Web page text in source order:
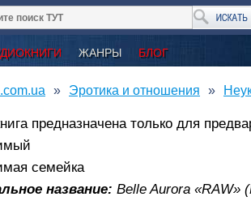
ЖАНРЫ БЛОГ
Эротика и отношения
предназначена только для
семейка
название: Belle Aurora «RAW»